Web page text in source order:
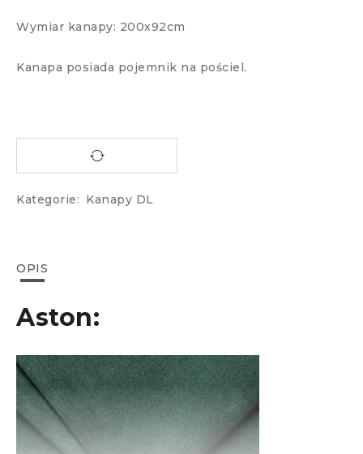
Wymiar kanapy: 200x92cm
Kanapa posiada pojemnik na pościel.
Kategorie: Kanapy DL
OPIS
Aston: